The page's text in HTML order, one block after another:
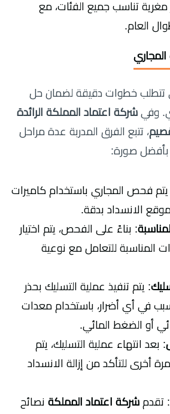
مغرية تناسب جميع الفئات، مع
العام.
تتطلب خطوات دقيقة لضمان حل
وفي شركة اعتماد المملكة الرائدة
، تتبع الفرق المدربة عدة مراحل
بأفضل صورة:
فحص المجاري باستخدام كاميرات
الانسداد بدقة.
: بناءً على الفحص، يتم اختيار
المناسبة للتعامل مع نوعية
: يتم تنفيذ عملية التسليك بحذر
في أي أضرار، باستخدام معدات
أو الضغط المائي.
: بعد انتهاء عملية التسليك، يتم
أخرى للتأكد من إزالة الانسداد
: تقدم شركة اعتماد المملكة نصائح